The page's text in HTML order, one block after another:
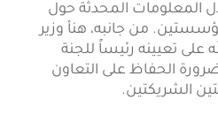
المعلومات المحدثة حول
من جانبه، هنأ وزير
على تعيينه رئيساً للجنة
الحفاظ على التعاون
الشريكتين.